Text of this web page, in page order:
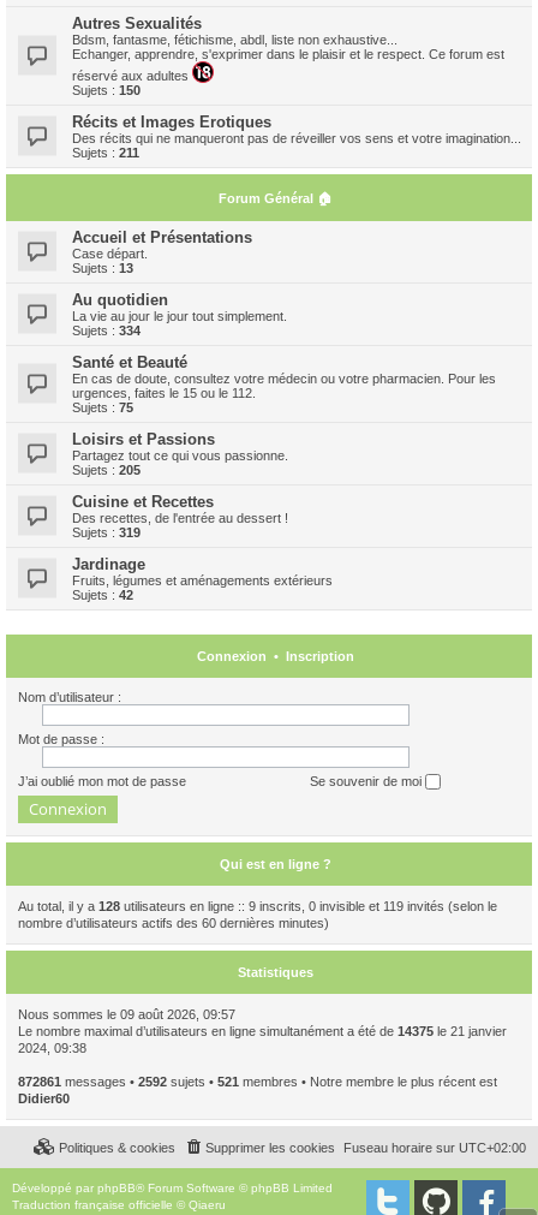
Autres Sexualités
Bdsm, fantasme, fétichisme, abdl, liste non exhaustive...
Echanger, apprendre, s'exprimer dans le plaisir et le respect. Ce forum est
réservé aux adultes
Sujets : 150
Récits et Images Erotiques
Des récits qui ne manqueront pas de réveiller vos sens et votre imagination...
Sujets : 211
Forum Général 🏠
Accueil et Présentations
Case départ.
Sujets : 13
Au quotidien
La vie au jour le jour tout simplement.
Sujets : 334
Santé et Beauté
En cas de doute, consultez votre médecin ou votre pharmacien. Pour les
urgences, faites le 15 ou le 112.
Sujets : 75
Loisirs et Passions
Partagez tout ce qui vous passionne.
Sujets : 205
Cuisine et Recettes
Des recettes, de l'entrée au dessert !
Sujets : 319
Jardinage
Fruits, légumes et aménagements extérieurs
Sujets : 42
Connexion • Inscription
Nom d’utilisateur :
Mot de passe :
J’ai oublié mon mot de passe Se souvenir de moi
Qui est en ligne ?
Au total, il y a 128 utilisateurs en ligne :: 9 inscrits, 0 invisible et 119 invités (selon le
nombre d’utilisateurs actifs des 60 dernières minutes)
Statistiques
Nous sommes le 09 août 2026, 09:57
Le nombre maximal d’utilisateurs en ligne simultanément a été de 14375 le 21 janvier
2024, 09:38
872861 messages • 2592 sujets • 521 membres • Notre membre le plus récent est
Didier60
Fuseau horaire sur UTC+02:00
Supprimer les cookies
Politiques & cookies
Développé par phpBB® Forum Software © phpBB Limited
Traduction française officielle ©Qiaeru